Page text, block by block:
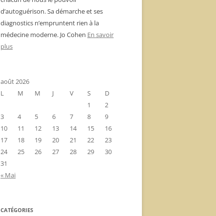
d’autoguérison. Sa démarche et ses
diagnostics n’empruntent rien à la
médecine moderne. Jo Cohen En savoir
plus
août 2026
L
M M J V S
D
1
2
3
4 5 6 7 8
9
10
11 12 13 14 15
16
17
18 19 20 21 22
23
24
25 26 27 28 29
30
31
« Mai
CATÉGORIES